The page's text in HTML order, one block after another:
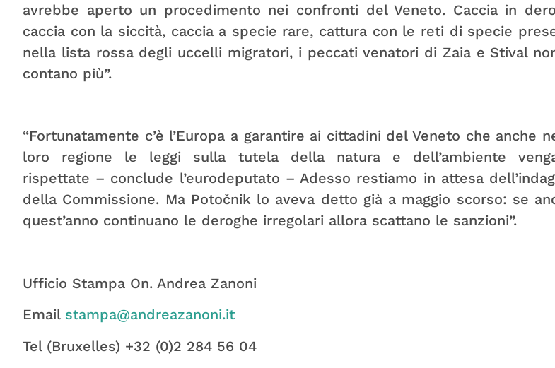
avrebbe aperto un procedimento nei confronti del Veneto. Caccia in
caccia con la siccità, caccia a specie rare, cattura con le reti di specie
nella lista rossa degli uccelli migratori, i peccati venatori di Zaia e Stival
contano più”.
“Fortunatamente c’è l’Europa a garantire ai cittadini del Veneto che anche
loro regione le leggi sulla tutela della natura e dell’ambiente
rispettate – conclude l’eurodeputato – Adesso restiamo in attesa
della Commissione. Ma Potočnik lo aveva detto già a maggio scorso: se
quest’anno continuano le deroghe irregolari allora scattano le sanzioni”.
Ufficio Stampa On. Andrea Zanoni
Email stampa@andreazanoni.it
Tel (Bruxelles) +32 (0)2 284 56 04